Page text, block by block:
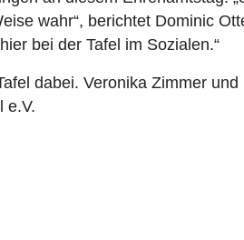
wahr“, berichtet Dominic
bei der Tafel im Sozialen.“
dabei. Veronika Zimmer
e.V.